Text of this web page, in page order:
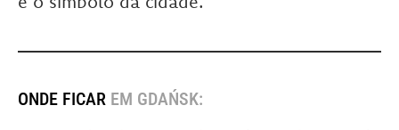
ONDE FICAR EM GDAŃSK: